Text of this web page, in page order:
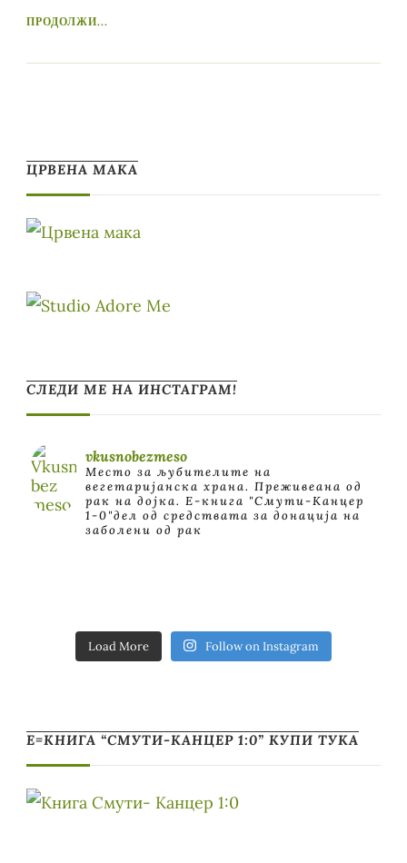
ПРОДОЛЖИ...
ЦРВЕНА МАКА
СЛЕДИ МЕ НА ИНСТАГРАМ!
vkusnobezmeso
Место за љубителите на
вегетаријанска храна. Преживеана од
рак на дојка. E-книга "Смути-Канцер
1-0"дел од средствата за донација на
заболени од рак
Load More Follow on Instagram
Е=КНИГА “СМУТИ-КАНЦЕР 1:0” КУПИ ТУКА